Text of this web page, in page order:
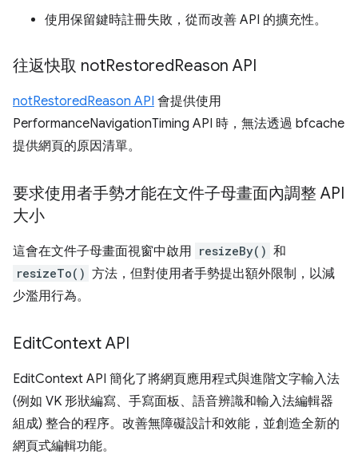
使用保留鍵時註冊失敗，從而改善 API 的擴充性。
往返快取 notRestoredReason API
notRestoredReason API 會提供使用
PerformanceNavigationTiming API 時，無法透過 bfcache
提供網頁的原因清單。
要求使用者手勢才能在文件子母畫面內調整 API
大小
這會在文件子母畫面視窗中啟用 resizeBy() 和
resizeTo() 方法，但對使用者手勢提出額外限制，以減
少濫用行為。
EditContext API
EditContext API 簡化了將網頁應用程式與進階文字輸入法
(例如 VK 形狀編寫、手寫面板、語音辨識和輸入法編輯器
組成) 整合的程序。改善無障礙設計和效能，並創造全新的
網頁式編輯功能。